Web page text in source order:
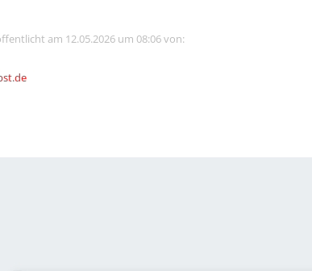
am 12.05.2026 um 08:06 von: